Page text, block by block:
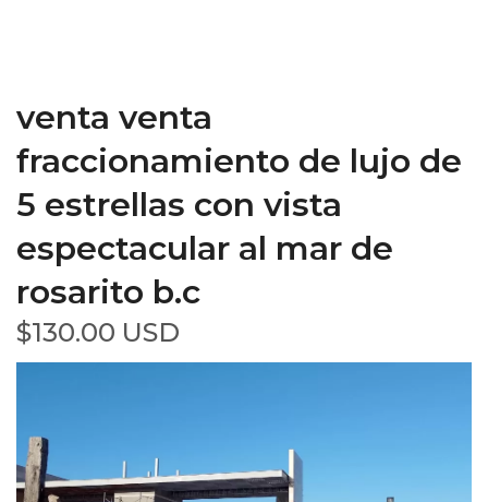
venta venta
fraccionamiento de lujo de
5 estrellas con vista
espectacular al mar de
rosarito b.c
$130.00 USD